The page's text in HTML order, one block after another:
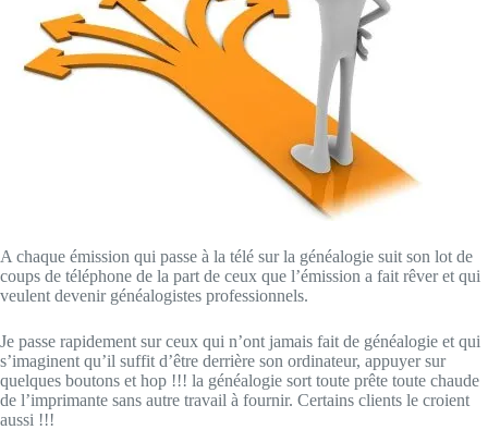
A chaque émission qui passe à la télé sur la généalogie suit son lot de
coups de téléphone de la part de ceux que l’émission a fait rêver et qui
veulent devenir généalogistes professionnels.
Je passe rapidement sur ceux qui n’ont jamais fait de généalogie et qui
s’imaginent qu’il suffit d’être derrière son ordinateur, appuyer sur
quelques boutons et hop !!! la généalogie sort toute prête toute chaude
de l’imprimante sans autre travail à fournir. Certains clients le croient
aussi !!!